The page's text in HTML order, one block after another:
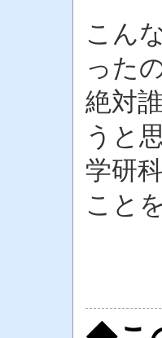
こん
った
絶対
うと
学研
こと